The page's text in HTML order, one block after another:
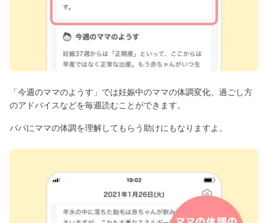
「今週のママのようす」では妊娠中のママの体調変化、過ごし方
のアドバイスなどを毎週読むことができます。
パパにママの体調を理解してもらう助けにもなりますよ。